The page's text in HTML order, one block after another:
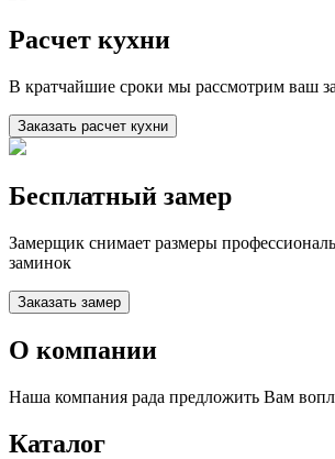
Расчет кухни
В кратчайшие сроки мы рассмотрим ваш
Заказать расчет кухни
Бесплатный замер
Замерщик снимает размеры
заминок
Заказать замер
О компании
Наша компания рада предложить Вам
Каталог